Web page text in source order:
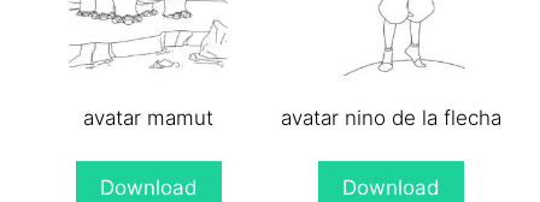
avatar mamut
Download
avatar nino de la flecha
Download